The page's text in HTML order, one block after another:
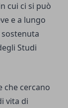
cui ci si può
e a lungo
Studi
che cercano
vita di